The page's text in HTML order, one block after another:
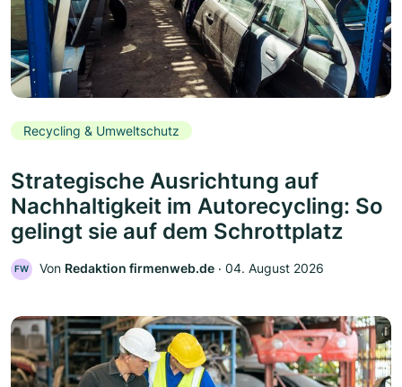
Recycling & Umweltschutz
Strategische Ausrichtung auf
Nachhaltigkeit im Autorecycling: So
gelingt sie auf dem Schrottplatz
FW Von Redaktion firmenweb.de ‧ 04. August 2026